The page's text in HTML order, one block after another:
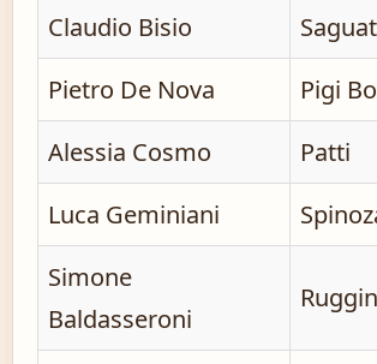
Claudio Bisio
Pietro De Nova
Pigi
Alessia Cosmo
Patti
Luca Geminiani
Simone
Baldasseroni